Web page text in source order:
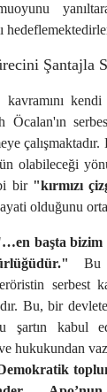
Şantajla
Öcalan'ın
çalışmaktadır.
olabileceği
bir "kırmızı
olduğunu
…en başta bizim
Bu
serbest
Bu, bir
şartın kabul
hukukundan